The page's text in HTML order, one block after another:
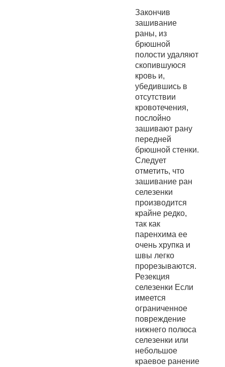
Закончив
зашивание
раны, из
брюшной
полости удаляют
скопившуюся
кровь и,
убедившись в
отсутствии
кровотечения,
послойно
зашивают рану
передней
брюшной стенки.
Следует
отметить, что
зашивание ран
селезенки
производится
крайне редко,
так как
паренхима ее
очень хрупка и
швы легко
прорезываются.
Резекция
селезенки Если
имеется
ограниченное
повреждение
нижнего полюса
селезенки или
небольшое
краевое ранение